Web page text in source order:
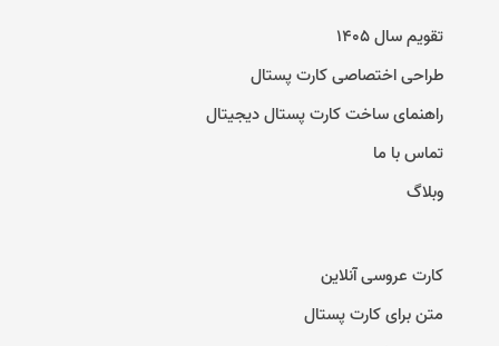
تقویم سال ۱۴۰۵
طراحی اختصاصی کارت پستال
راهنمای ساخت کارت پستال دیجیتال
تماس با ما
وبلاگ
کارت عروسی آنلاین
متن برای کارت پستال